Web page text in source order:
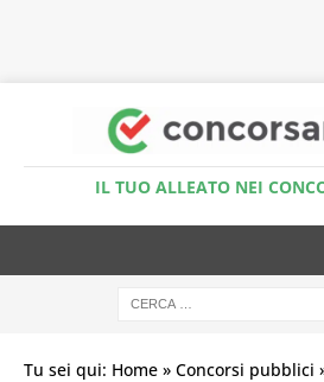
IL TUO ALLEATO NEI
Tu sei qui: Home » Concorsi pubblici